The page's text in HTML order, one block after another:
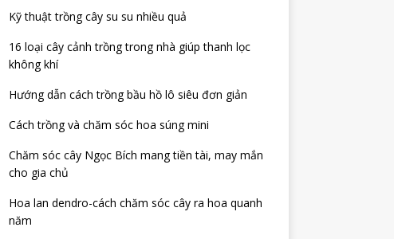
Kỹ thuật trồng cây su su nhiều quả
16 loại cây cảnh trồng trong nhà giúp thanh lọc
không khí
Hướng dẫn cách trồng bầu hồ lô siêu đơn giản
Cách trồng và chăm sóc hoa súng mini
Chăm sóc cây Ngọc Bích mang tiền tài, may mắn
cho gia chủ
Hoa lan dendro-cách chăm sóc cây ra hoa quanh
năm